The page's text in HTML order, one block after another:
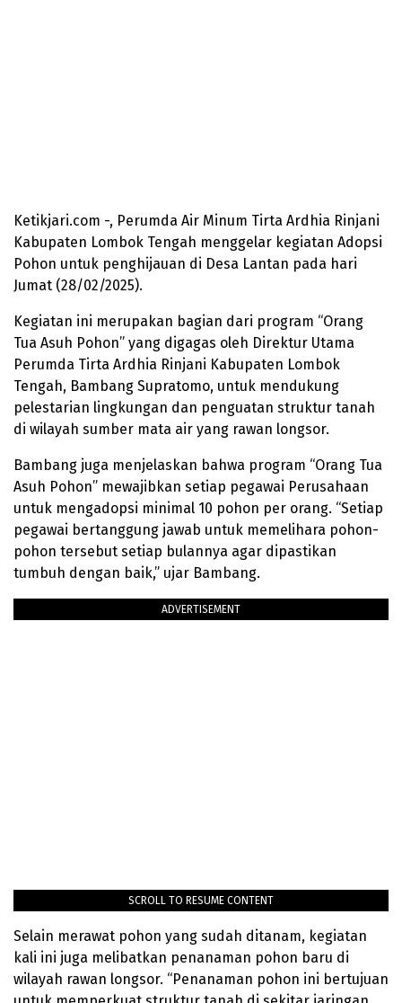
Ketikjari.com -, Perumda Air Minum Tirta Ardhia Rinjani
Kabupaten Lombok Tengah menggelar kegiatan Adopsi
Pohon untuk penghijauan di Desa Lantan pada hari
Jumat (28/02/2025).
Kegiatan ini merupakan bagian dari program “Orang
Tua Asuh Pohon” yang digagas oleh Direktur Utama
Perumda Tirta Ardhia Rinjani Kabupaten Lombok
Tengah, Bambang Supratomo, untuk mendukung
pelestarian lingkungan dan penguatan struktur tanah
di wilayah sumber mata air yang rawan longsor.
Bambang juga menjelaskan bahwa program “Orang Tua
Asuh Pohon” mewajibkan setiap pegawai Perusahaan
untuk mengadopsi minimal 10 pohon per orang. “Setiap
pegawai bertanggung jawab untuk memelihara pohon-
pohon tersebut setiap bulannya agar dipastikan
tumbuh dengan baik,” ujar Bambang.
ADVERTISEMENT
SCROLL TO RESUME CONTENT
Selain merawat pohon yang sudah ditanam, kegiatan
kali ini juga melibatkan penanaman pohon baru di
wilayah rawan longsor. “Penanaman pohon ini bertujuan